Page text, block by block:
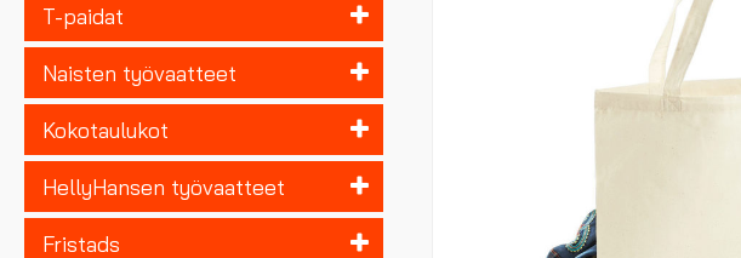
T-paidat
Naisten työvaatteet
Kokotaulukot
HellyHansen työvaatteet
Fristads